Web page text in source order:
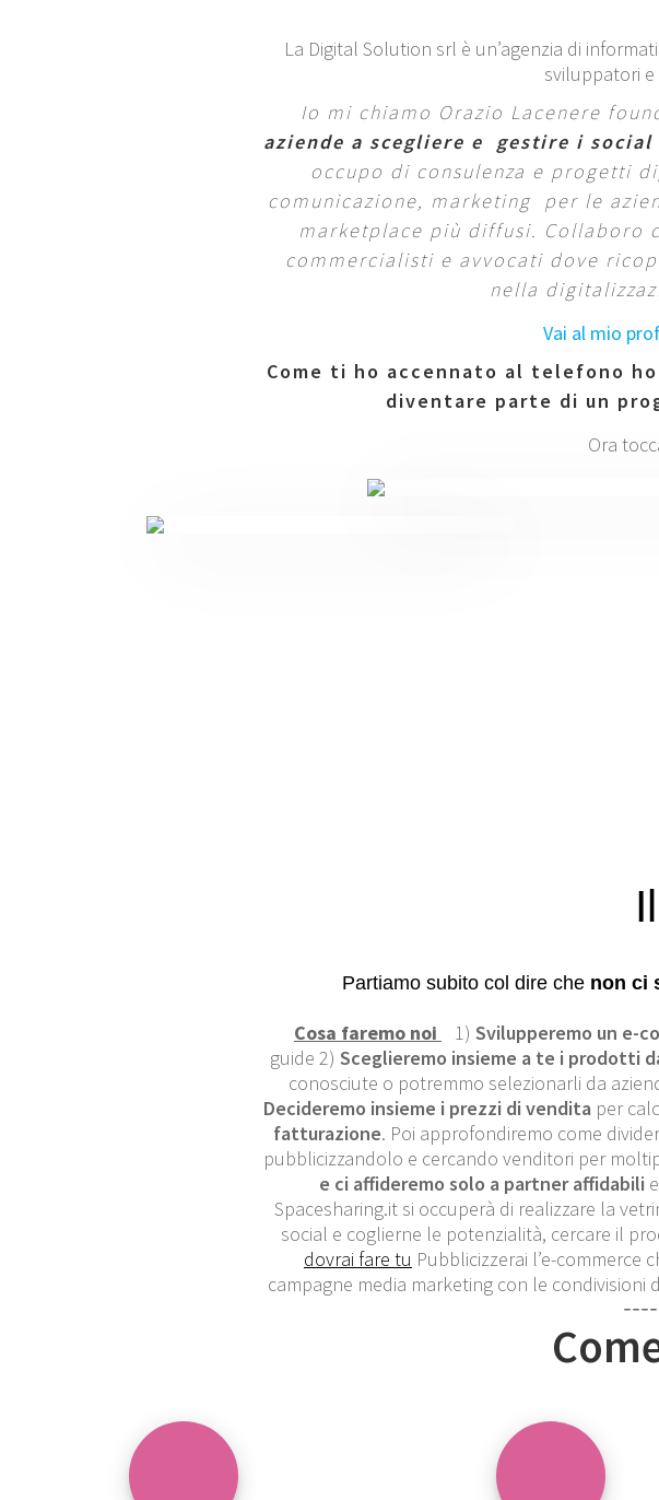
La Digital Solution srl è un’agenzia di
sviluppatori
Io mi chiamo Orazio Lacenere
aziende a scegliere e gestire i
occupo di consulenza e progetti
comunicazione, marketing per le
marketplace più diffusi. Collaboro
commercialisti e avvocati dove
nella
Vai al mio
Come ti ho accennato al telefono
diventare parte di un
Ora
Partiamo subito col dire che non ci
Cosa faremo noi 1) Svilupperemo un e-
guide 2) Sceglieremo insieme a te i prodotti
conosciute o potremmo selezionarli da
Decideremo insieme i prezzi di vendita per
fatturazione. Poi approfondiremo come
pubblicizzandolo e cercando venditori per
e ci affideremo solo a partner affidabili
Spacesharing.it si occuperà di realizzare la
social e coglierne le potenzialità, cercare il
dovrai fare tu Pubblicizzerai l’e-
campagne media marketing con le